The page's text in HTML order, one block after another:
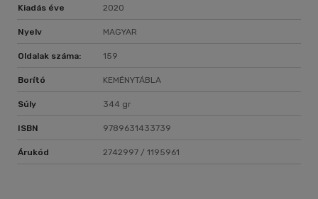
Kiadás éve 2020
Nyelv MAGYAR
Oldalak száma: 159
Borító KEMÉNYTÁBLA
Súly 344 gr
ISBN 9789631433739
Árukód 2742997 / 1195961